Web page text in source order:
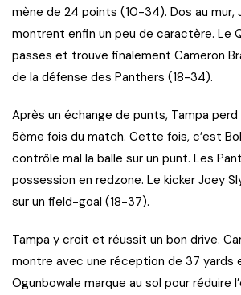
mène de 24 points (10-34). Dos au mur,
montrent enfin un peu de caractère. Le
passes et trouve finalement Cameron
de la défense des Panthers (18-34).
Après un échange de punts, Tampa perd
5ème fois du match. Cette fois, c’est
contrôle mal la balle sur un punt. Les
possession en redzone. Le kicker Joey
sur un field-goal (18-37).
Tampa y croit et réussit un bon drive.
montre avec une réception de 37 yards
Ogunbowale marque au sol pour réduire